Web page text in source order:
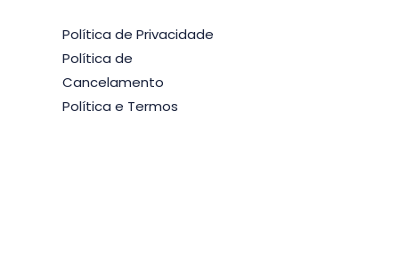
Política de Privacidade
Política de
Cancelamento
Política e Termos